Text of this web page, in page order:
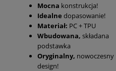
Mocna konstrukcja!
Idealne dopasowanie!
Materiał: PC + TPU
Wbudowana, składana
podstawka
Oryginalny, nowoczesny
design!